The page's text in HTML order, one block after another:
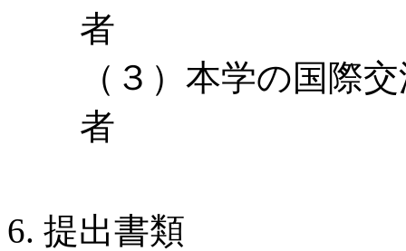
者
（３）本学の国際
者
提出書類